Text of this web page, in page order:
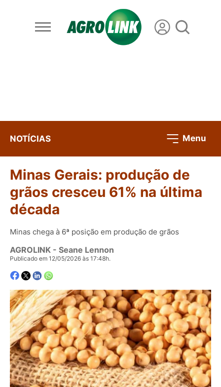
NOTÍCIAS Menu
Minas Gerais: produção de
grãos cresceu 61% na última
década
Minas chega à 6ª posição em produção de grãos
AGROLINK - Seane Lennon
Publicado em 12/05/2026 às 17:48h.